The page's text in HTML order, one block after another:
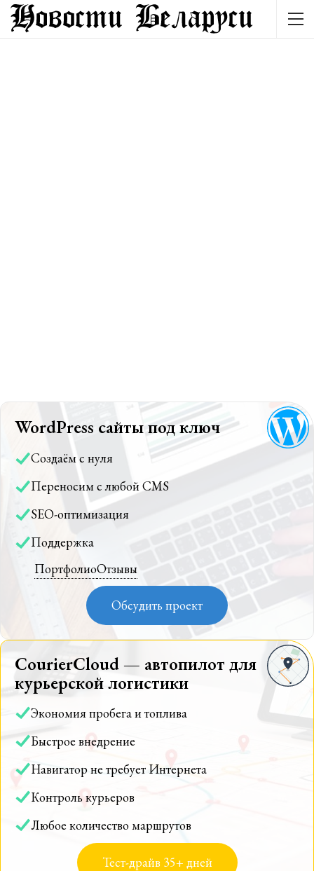
WordPress сайты под ключ
Создаём с нуля
Переносим с любой CMS
SEO-оптимизация
Поддержка
ПортфолиоОтзывы
Обсудить проект
CourierCloud — автопилот для
курьерской логистики
Экономия пробега и топлива
Быстрое внедрение
Навигатор не требует Интернета
Контроль курьеров
Любое количество маршрутов
Тест-драйв 35+ дней